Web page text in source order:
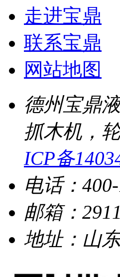
走进宝鼎
联系宝鼎
网站地图
德州宝鼎
抓木机，
ICP备
电话：
邮箱：
地址：山